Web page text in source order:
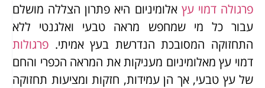
פרגולה דמוי עץ אלומיניום היא פתרון הצללה מושלם
עבור כל מי שמחפש מראה טבעי ואלגנטי ללא
התחזוקה המסובכת הנדרשת בעץ אמיתי. פרגולות
דמוי עץ מאלומיניום מעניקות את המראה הכפרי והחם
של עץ טבעי, אך הן עמידות, חזקות ומציעות תחזוקה